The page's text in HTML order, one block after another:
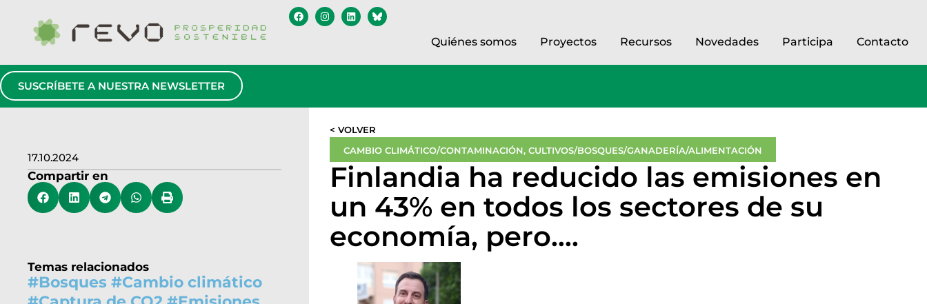
Quiénes somos Proyectos Recursos Novedades Participa Contacto
SUSCRÍBETE A NUESTRA NEWSLETTER
17.10.2024
Compartir en
Temas relacionados
#Bosques #Cambio climático
< VOLVER
CAMBIO CLIMÁTICO/CONTAMINACIÓN, CULTIVOS/BOSQUES/GANADERÍA/ALIMENTACIÓN
Finlandia ha reducido las emisiones en
un 43% en todos los sectores de su
economía, pero….